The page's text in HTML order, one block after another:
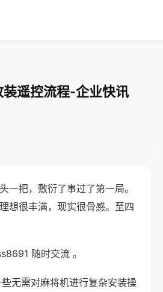
遥控流程-企业快讯
把，敷衍了事过了第一局。
想很丰满，现实很骨感。至四
随时交流 。
无需对麻将机进行复杂安装操